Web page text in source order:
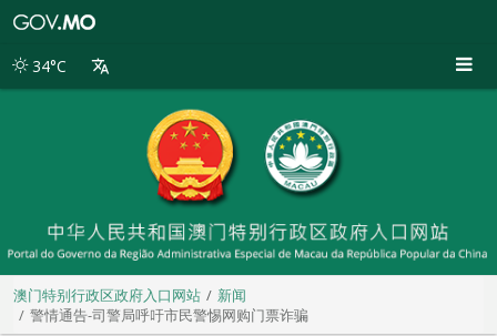
别
34°C
澳门特别行政区政府入口网站
新闻
警情通告-司警局呼吁市民警惕网购门票诈骗